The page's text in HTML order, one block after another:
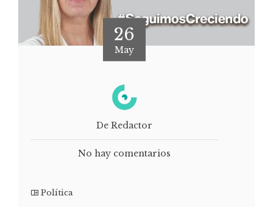
26
May
De Redactor
No hay comentarios
Política